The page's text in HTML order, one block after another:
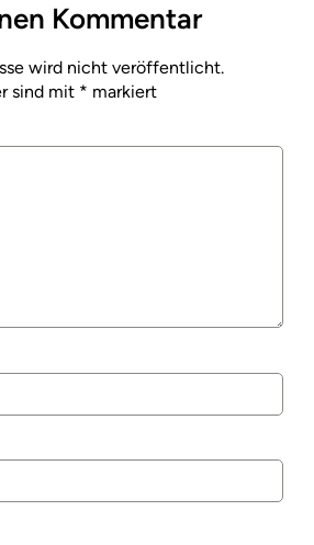
Kommentar
wird nicht veröffentlicht.
sind mit * markiert